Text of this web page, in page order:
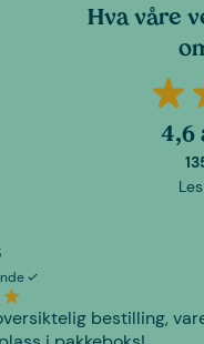
Hva våre
4,6
bestilling,